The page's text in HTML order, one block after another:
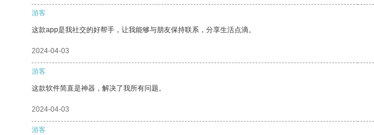
游客
这款app是我社交的好帮手，让我能够与朋友保持联系，分享生活点滴。
2024-04-03
游客
这款软件简直是神器，解决了我所有问题。
2024-04-03
游客